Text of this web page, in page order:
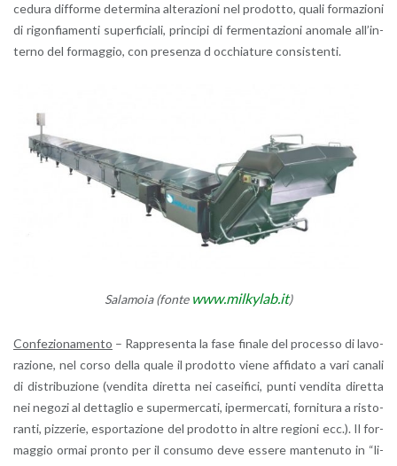
ce­du­ra dif­for­me de­ter­mi­na al­te­ra­zio­ni nel pro­dot­to, quali for­ma­zio­ni
di ri­gon­fia­men­ti su­per­fi­cia­li, prin­ci­pi di fer­men­ta­zio­ni ano­ma­le al­l’in­
ter­no del for­mag­gio, con pre­sen­za d oc­chia­tu­re con­si­sten­ti.
Sa­la­mo­ia (fonte www.​milkylab.​it)
Con­fe­zio­na­men­to – Rap­pre­sen­ta la fase fi­na­le del pro­ces­so di la­vo­
ra­zio­ne, nel corso della quale il pro­dot­to viene af­fi­da­to a vari ca­na­li
di di­stri­bu­zio­ne (ven­di­ta di­ret­ta nei ca­sei­fi­ci, punti ven­di­ta di­ret­ta
nei ne­go­zi al det­ta­glio e su­per­mer­ca­ti, iper­mer­ca­ti, for­ni­tu­ra a ri­sto­
ran­ti, piz­ze­rie, espor­ta­zio­ne del pro­dot­to in altre re­gio­ni ecc.). Il for­
mag­gio ormai pron­to per il con­su­mo deve es­se­re man­te­nu­to in “li­